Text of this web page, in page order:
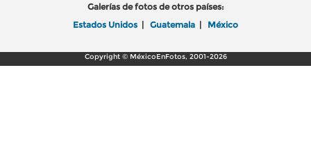
Galerías de fotos de otros países:
Estados Unidos | Guatemala | México
Copyright © MéxicoEnFotos, 2001-2026